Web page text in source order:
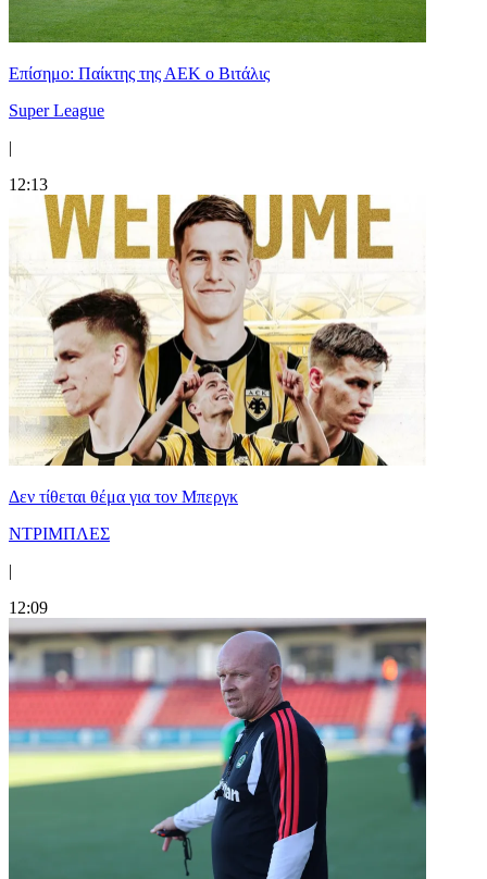
Επίσημο: Παίκτης της ΑΕΚ ο Βιτάλις
Super League
|
12:13
Δεν τίθεται θέμα για τον Μπεργκ
ΝΤΡΙΜΠΛΕΣ
|
12:09